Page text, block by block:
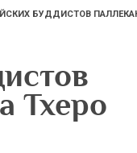
БУДДИСТОВ
Тхеро